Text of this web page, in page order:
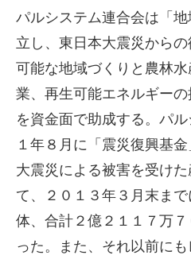
パルシステム連合会は「
立し、東日本大震災から
可能な地域づくりと農林
業、再生可能エネルギー
を資金面で助成する。パ
１年８月に「震災復興基
大震災による被害を受け
て、２０１３年３月末ま
体、合計２億２１１７万
った。また、それ以前に